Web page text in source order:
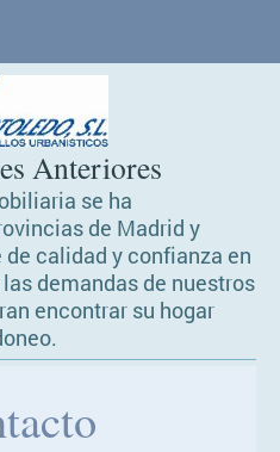
Anteriores
se ha
de Madrid y
calidad y confianza en
demandas de nuestros
encontrar su hogar